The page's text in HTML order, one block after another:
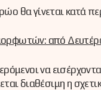
θα γίνεται κατά
από
να
διαθέσιμη η